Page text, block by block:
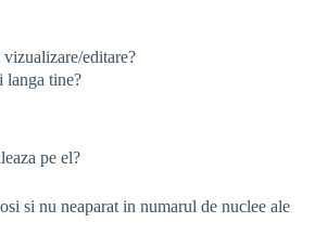
editare?
langa tine?
pe el?
si nu neaparat in numarul de nuclee ale